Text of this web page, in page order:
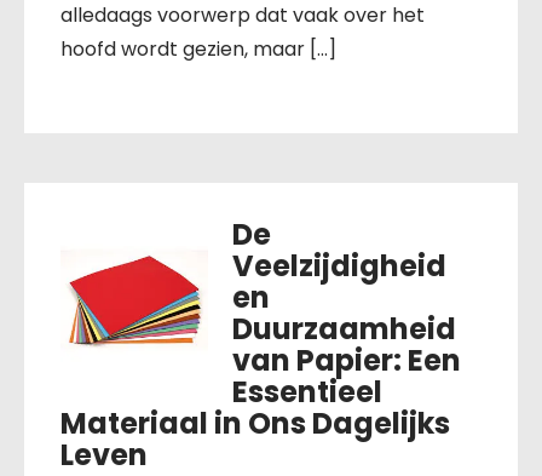
alledaags voorwerp dat vaak over het
hoofd wordt gezien, maar […]
De
Veelzijdigheid
en
Duurzaamheid
van Papier: Een
Essentieel
Materiaal in Ons Dagelijks
Leven